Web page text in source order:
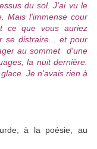
du sol. J'ai vu le
Mais l'immense cour
ce que vous auriez
se distraire... et pour
au sommet d'une
la nuit dernière.
Je n'avais rien à
à la poésie, au